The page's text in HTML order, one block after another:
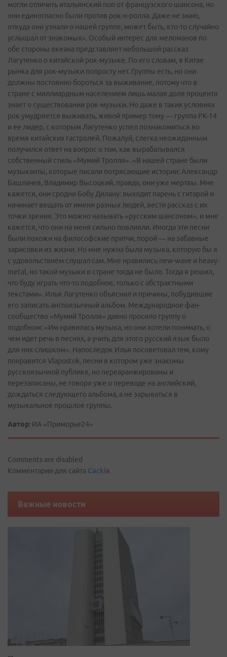
могли отличить итальянский поп от французского шансона, но
они единогласно были против рок-н-ролла. Даже не знаю,
откуда они узнали о нашей группе, может быть, кто-то случайно
услышал от знакомых». Особый интерес для меломанов по
обе стороны океана представляет небольшой рассказ
Лагутенко о китайской рок-музыке. По его словам, в Китае
рынка для рок-музыки попросту нет. Группы есть, но они
должны постоянно бороться за выживание, потому что в
стране с миллиардным населением лишь малая доля процента
знает о существовании рок-музыки. Но даже в таких условиях
рок умудряется выживать, живой пример тому — группа PK-14
и ее лидер, с которым Лагутенко успел познакомиться во
время китайских гастролей. Пожалуй, слегка неожиданным
получился ответ на вопрос о том, как вырабатывался
собственный стиль «Мумий Тролля». «В нашей стране были
музыканты, которые писали потрясающие истории: Александр
Башлачев, Владимир Высоцкий, правда, они уже мертвы. Мне
кажется, они сродни Бобу Дилану: выходит парень с гитарой и
начинает вещать от имени разных людей, вести рассказ с их
точки зрения. Это можно называть «русским шансоном», и мне
кажется, что они на меня сильно повлияли. Иногда эти песни
были похожи на философские притчи, порой — на забавные
зарисовки из жизни. Но мне нужна была музыка, которую бы я
с удовольствием слушал сам. Мне нравились new-wave и heavy-
metal, но такой музыки в стране тогда не было. Тогда я решил,
что буду играть что-то подобное, только с абстрактными
текстами». Илья Лагутенко объяснил и причины, побудившие
его записать англоязычный альбом. Международное фан-
сообщество «Мумий Тролля» давно просило группу о
подобном: «Им нравилась музыка, но они хотели понимать, о
чем идет речь в песнях, а учить для этого русский язык было
для них слишком». Напоследок Илья посоветовал тем, кому
понравится Vlapostok, песни в котором уже знакомы
русскоязычной публике, но переаранжированы и
перезаписаны, не говоря уже о переводе на английский,
дождаться следующего альбома, а не зарываться в
музыкальное прошлое группы.
Автор: ИА «Приморье24»
Comments are disabled
Комментарии для сайта Cackle
Важные новости